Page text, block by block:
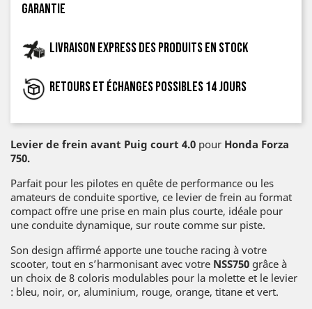
garantie
Livraison express des produits en stock
Retours et échanges possibles 14 jours
Levier de frein avant Puig court 4.0 pour Honda Forza
750.
Parfait pour les pilotes en quête de performance ou les
amateurs de conduite sportive, ce levier de frein au format
compact offre une prise en main plus courte, idéale pour
une conduite dynamique, sur route comme sur piste.
Son design affirmé apporte une touche racing à votre
scooter, tout en s’harmonisant avec votre NSS750 grâce à
un choix de 8 coloris modulables pour la molette et le levier
: bleu, noir, or, aluminium, rouge, orange, titane et vert.